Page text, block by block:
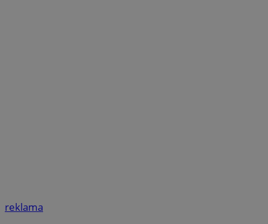
reklama